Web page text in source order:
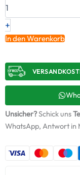
–
51091009820
/
+
Montagesatz
Menge
+
In den Warenkorb
Unsicher?Schick uns
WhatsApp, Antwort in